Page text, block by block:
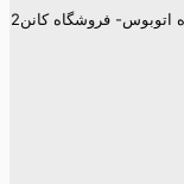
فروشگاه کانن2